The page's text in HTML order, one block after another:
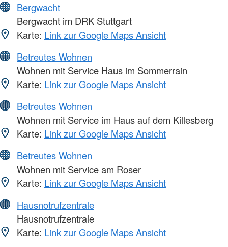
Bergwacht
Bergwacht im DRK Stuttgart
Karte: Link zur Google Maps Ansicht
Betreutes Wohnen
Wohnen mit Service Haus im Sommerrain
Karte: Link zur Google Maps Ansicht
Betreutes Wohnen
Wohnen mit Service im Haus auf dem Killesberg
Karte: Link zur Google Maps Ansicht
Betreutes Wohnen
Wohnen mit Service am Roser
Karte: Link zur Google Maps Ansicht
Hausnotrufzentrale
Hausnotrufzentrale
Karte: Link zur Google Maps Ansicht